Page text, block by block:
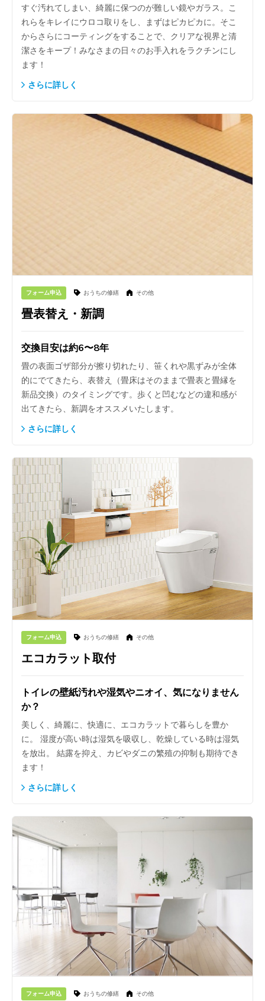
すぐ汚れてしまい、綺麗に保つのが難しい鏡やガラス。こ
れらをキレイにウロコ取りをし、まずはピカピカに。そこ
からさらにコーティングをすることで、クリアな視界と清
潔さをキープ！みなさまの日々のお手入れをラクチンにし
ます！
さらに詳しく
フォーム申込 おうちの修繕 その他
畳表替え・新調
交換目安は約6〜8年
畳の表面ゴザ部分が擦り切れたり、笹くれや黒ずみが全体
的にでてきたら、表替え（畳床はそのままで畳表と畳縁を
新品交換）のタイミングです。歩くと凹むなどの違和感が
出てきたら、新調をオススメいたします。
さらに詳しく
フォーム申込 おうちの修繕 その他
エコカラット取付
トイレの壁紙汚れや湿気やニオイ、気になりません
か？
美しく、綺麗に、快適に、エコカラットで暮らしを豊か
に。 湿度が高い時は湿気を吸収し、乾燥している時は湿気
を放出。 結露を抑え、カビやダニの繁殖の抑制も期待でき
ます！
さらに詳しく
フォーム申込 おうちの修繕 その他